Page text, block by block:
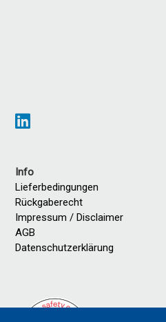
Info
Lieferbedingungen
Rückgaberecht
Impressum / Disclaimer
AGB
Datenschutzerklärung